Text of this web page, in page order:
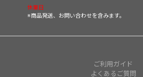
休業日
※商品発送、お問い合わせを含みます。
ご利用ガイド
よくあるご質問